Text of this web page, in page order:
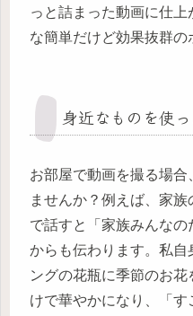
っと詰まった動画に仕
な簡単だけど効果抜群の
身近なものを使
お部屋で動画を撮る場
ませんか？例えば、家
で話すと「家族みんな
からも伝わります。私
ングの花瓶に季節のお
けで華やかになり、「